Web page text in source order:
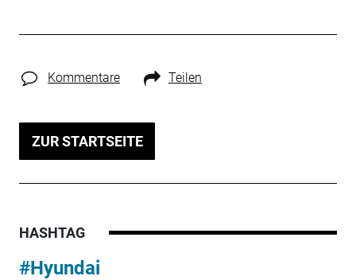
Kommentare Teilen
ZUR STARTSEITE
HASHTAG
#Hyundai